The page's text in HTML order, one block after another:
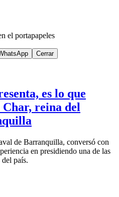
el portapapeles
Cerrar
es lo que
reina del
de Barranquilla, conversó con
en presidiendo una de las
del país.